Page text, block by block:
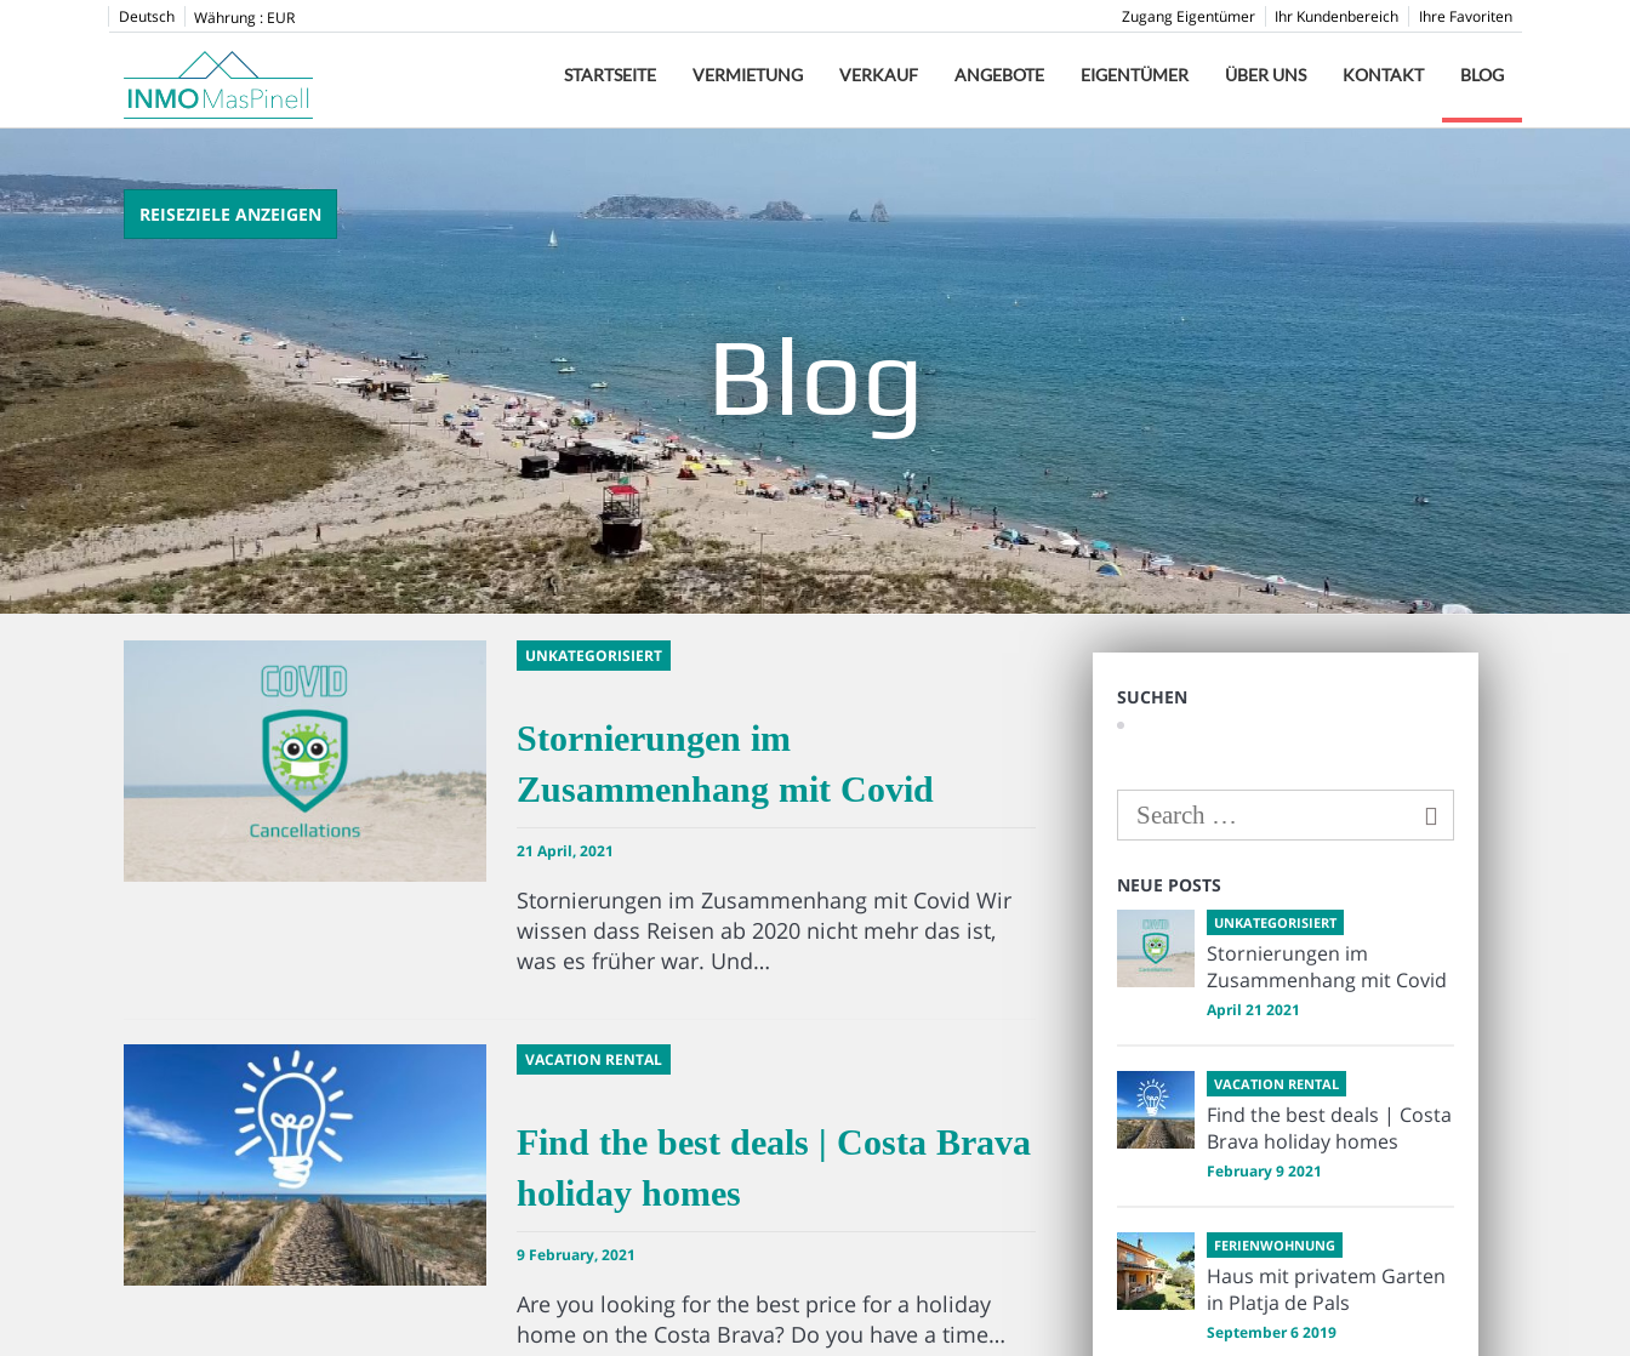
Deutsch Währung : EUR Ihre Favoriten
Ihr Kundenbereich
Zugang Eigentümer
STARTSEITE VERMIETUNG VERKAUF ANGEBOTE EIGENTÜMER ÜBER UNS KONTAKT BLOG
REISEZIELE ANZEIGEN
Blog
UNKATEGORISIERT
Stornierungen im
Zusammenhang mit Covid
21 April, 2021
Stornierungen im Zusammenhang mit Covid Wir
wissen dass Reisen ab 2020 nicht mehr das ist,
was es früher war. Und…
VACATION RENTAL
Find the best deals | Costa Brava
holiday homes
9 February, 2021
Are you looking for the best price for a holiday
home on the Costa Brava? Do you have a time…
SUCHEN
NEUE POSTS
UNKATEGORISIERT
Stornierungen im
Zusammenhang mit Covid
April 21 2021
VACATION RENTAL
Find the best deals | Costa
Brava holiday homes
February 9 2021
FERIENWOHNUNG
Haus mit privatem Garten
in Platja de Pals
September 6 2019